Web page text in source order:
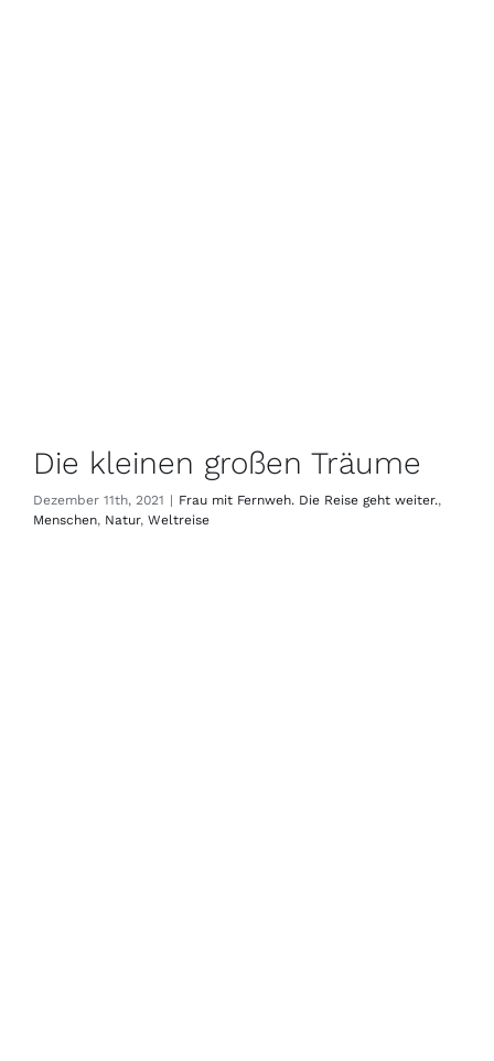
Die kleinen großen Träume
Dezember 11th, 2021 | Frau mit Fernweh. Die Reise geht weiter.,
Menschen, Natur, Weltreise